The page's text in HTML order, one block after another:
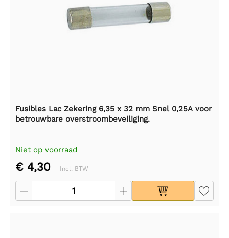
Fusibles Lac Zekering 6,35 x 32 mm Snel 0,25A voor
betrouwbare overstroombeveiliging.
Niet op voorraad
€ 4,30 Incl. BTW